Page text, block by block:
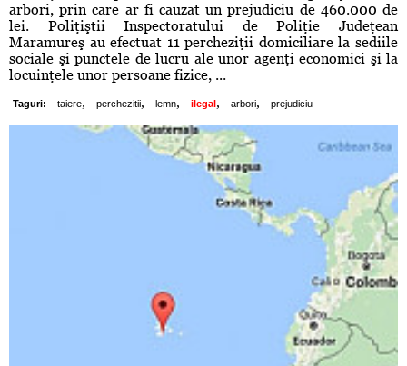
arbori, prin care ar fi cauzat un prejudiciu de 460.000 de
lei. Poliţiştii Inspectoratului de Poliţie Judeţean
Maramureş au efectuat 11 percheziţii domiciliare la sediile
sociale şi punctele de lucru ale unor agenţi economici şi la
locuinţele unor persoane fizice, ...
Taguri: taiere, perchezitii, lemn, ilegal , arbori, prejudiciu